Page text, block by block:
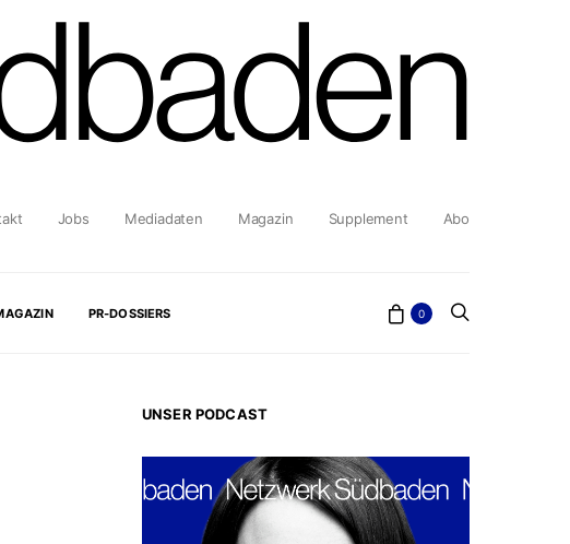
Jobs Mediadaten Magazin Supplement Abo
PR-DOSSIERS 0
UNSER PODCAST